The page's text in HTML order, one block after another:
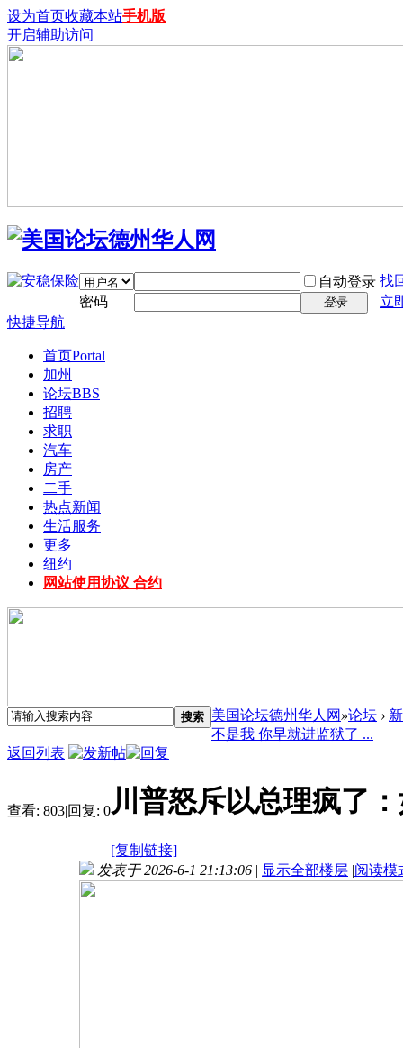
设为首页收藏本站手机版
开启辅助访问
自动登录 找
密码
登录
立
快捷导航
首页Portal
加州
论坛BBS
招聘
求职
汽车
房产
二手
热点新闻
生活服务
更多
纽约
网站使用协议 合约
搜索 美国论坛德州华人网 »论坛 ›
不是我 你早就进监狱了 ...
返回列表
查看: 803|回复: 0川普怒斥以总理疯了
[复制链接]
发表于 2026-6-1 21:13:06 | 显示全部楼层 |阅读模